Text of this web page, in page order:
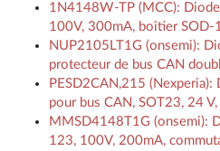
1N4148W-TP (MCC):
100V, 300mA, boîtier SOD-
NUP2105LT1G (onsemi):
protecteur de bus CAN
PESD2CAN,215
pour bus CAN, SOT23, 24
MMSD4148T1G (onsemi):
123, 100V, 200mA,